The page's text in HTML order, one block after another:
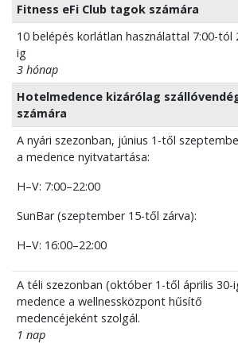
Fitness eFi Club tagok számára
10 belépés korlátlan használattal 7:00-tól
ig
3 hónap
Hotelmedence kizárólag
számára
A nyári szezonban, június 1-től
a medence nyitvatartása:
H–V: 7:00–22:00
SunBar (szeptember 15-től zárva):
H–V: 16:00–22:00
A téli szezonban (október 1-től április 30-
medence a wellnessközpont hűsítő
medencéjeként szolgál.
1 nap